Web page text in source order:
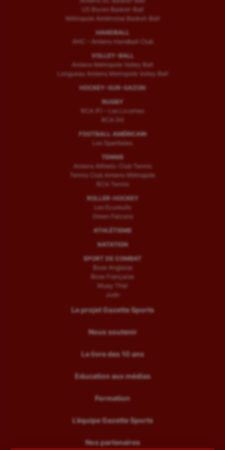
Tir à l'arc
Triathlon
Ultimate frisbee
UNSS
US Boves Basket-Ball
Métropole Amiénoise Basket-Ball
HANDBALL
AHC – Amiens Handball Club
VOLLEY-BALL
Amiens Métropole Volley Ball
Longueau Amiens Metropole Volley Ball
HOCKEY-SUR-GAZON
RUGBY
RCA (F) – Les Licornes
RCA (H)
FOOTBALL AMÉRICAIN
Les Spartiates
TENNIS
Amiens Athletic Club Tennis
Tennis Club Amiens Métropole
RCA Tennis
ROLLER-HOCKEY
Les Ecureuils
Green Falcons
ATHLÉTISME
NATATION
SPORT DE COMBAT
Boxe Anglaise
Boxe Française
Muay Thaï
Judo
Le projet Gazette Sports
Nous soutenir
Le livre des 10 ans
Education aux médias
Formation
L’équipe Gazette Sports
Nos partenaires